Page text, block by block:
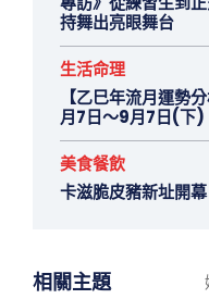
持舞出亮眼舞台
生活命理
【乙巳年流月運勢
月7日～9月7日(下)
美食餐飲
卡滋脆皮豬新址開
相關主題